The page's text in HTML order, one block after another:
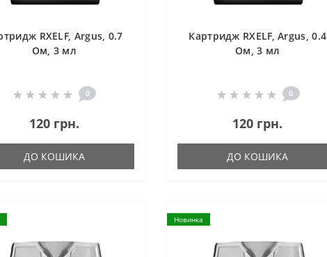
RXELF, Argus, 0.7
Ом, 3 мл
0
120 грн.
ДО КОШИКА
Картридж RXELF, Argus, 0.4
Ом, 3 мл
0
120 грн.
ДО КОШИКА
Новинка